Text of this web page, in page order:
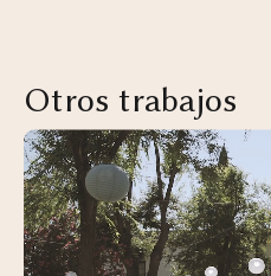
Otros trabajos